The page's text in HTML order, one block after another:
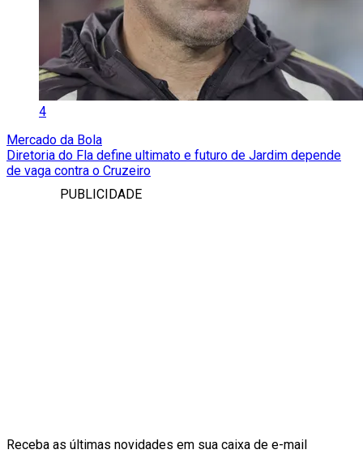
4
Mercado da Bola
Diretoria do Fla define ultimato e futuro de Jardim depende
de vaga contra o Cruzeiro
PUBLICIDADE
Receba as últimas novidades em sua caixa de e-mail